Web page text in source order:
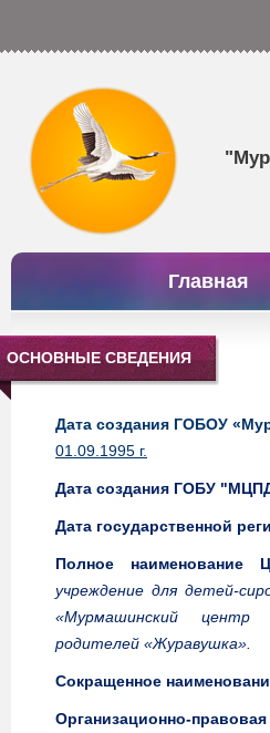
Главная
ОСНОВНЫЕ СВЕДЕНИЯ
Дата создания ГОБОУ
01.09.1995 г.
Дата создания ГОБУ
Дата государственной
Полное наименование
учреждение для детей-
«Мурмашинский
родителей «Журавушка».
Сокращенное
Организационно-